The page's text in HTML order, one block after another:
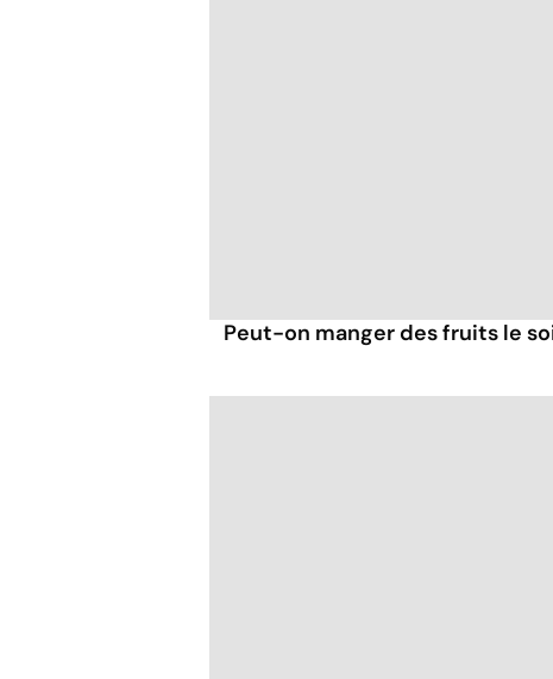
Peut-on manger des fruits le